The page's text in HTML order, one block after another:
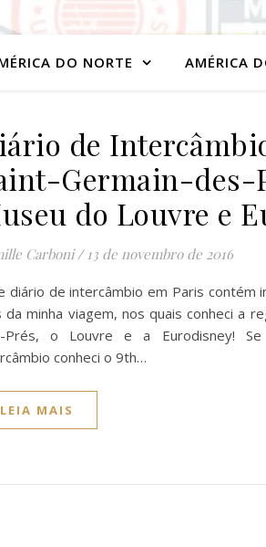
DO NORTE AMÉRICA
de
Germain-des-
do Louvre e
Carboni/ 13 de novembro de 2016
diário de intercâmbio em Paris contém
da minha viagem, nos quais conheci a
Prés, o Louvre e a Eurodisney!
conheci o 9th…
LEIA MAIS